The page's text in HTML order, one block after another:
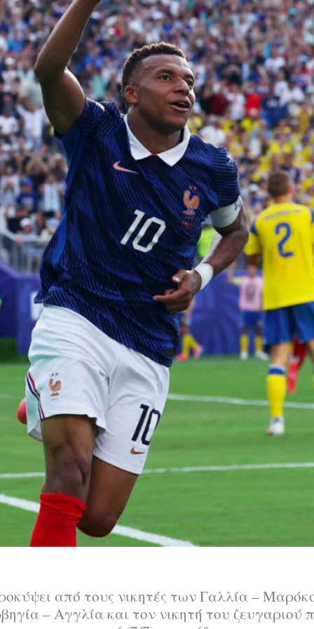
από τους νικητές των Γαλλία –
– Αγγλία και τον νικητή του ζευγαριού